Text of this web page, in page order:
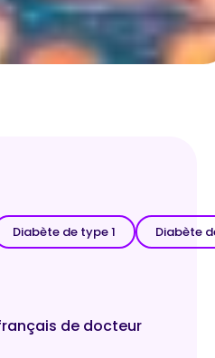
Diabète de type 1 Diabète
de docteur